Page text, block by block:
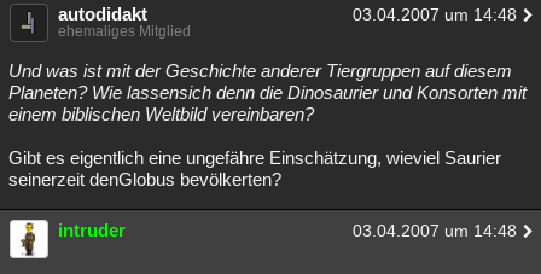
autodidakt 03.04.2007 um 14:48
ehemaliges Mitglied
Und was ist mit der Geschichte anderer Tiergruppen auf diesem
Planeten? Wie lassensich denn die Dinosaurier und Konsorten mit
einem biblischen Weltbild vereinbaren?
Gibt es eigentlich eine ungefähre Einschätzung, wieviel Saurier
seinerzeit denGlobus bevölkerten?
intruder 03.04.2007 um 14:48